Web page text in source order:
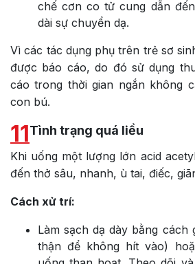
chế cơn co tử cung dẫn
dài sự chuyển dạ.
Vì các tác dụng phụ trên trẻ sơ
được báo cáo, do đó sử dụng
cáo trong thời gian ngắn không
con bú.
11Tình trạng quá liều
Khi uống một lượng lớn acid
đến thở sâu, nhanh, ù tai, điếc,
Cách xử trí:
Làm sạch dạ dày bằng
thận để không hít vào)